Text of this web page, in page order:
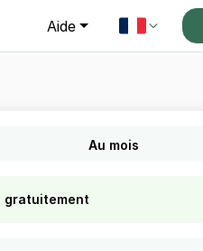
Aide
Au mois
gratuitement